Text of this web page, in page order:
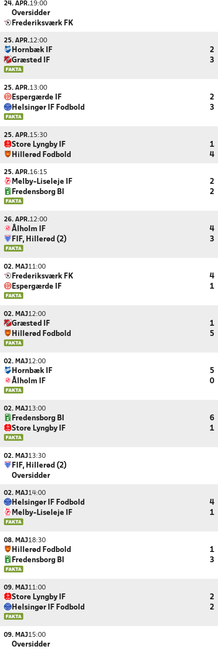
24. APR.19:00
Oversidder
Frederiksværk FK
25. APR.12:00
Hornbæk IF
2
Græsted IF
3
25. APR.13:00
Espergærde IF
2
Helsingør IF Fodbold
3
25. APR.15:30
Store Lyngby IF
1
Hillerød Fodbold
4
25. APR.16:15
Melby-Liseleje IF
2
Fredensborg BI
2
26. APR.12:00
Ålholm IF
4
FIF, Hillerød (2)
3
02. MAJ11:00
Frederiksværk FK
4
Espergærde IF
1
02. MAJ12:00
Græsted IF
1
Hillerød Fodbold
5
02. MAJ12:00
Hornbæk IF
5
Ålholm IF
0
02. MAJ13:00
Fredensborg BI
6
Store Lyngby IF
1
02. MAJ13:30
FIF, Hillerød (2)
Oversidder
02. MAJ14:00
Helsingør IF Fodbold
4
Melby-Liseleje IF
1
08. MAJ18:30
Hillerød Fodbold
1
Fredensborg BI
3
09. MAJ11:00
Store Lyngby IF
2
Helsingør IF Fodbold
2
09. MAJ15:00
Oversidder